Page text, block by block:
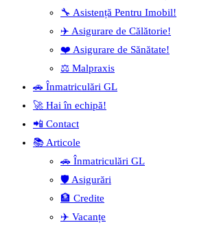
🔧 Asistență Pentru Imobil!
✈️ Asigurare de Călătorie!
❤️ Asigurare de Sănătate!
⚖️ Malpraxis
🚗 Înmatriculări GL
🚀 Hai în echipă!
📲 Contact
📚 Articole
🚗 Înmatriculări GL
🛡️ Asigurări
🏦 Credite
✈️ Vacanțe